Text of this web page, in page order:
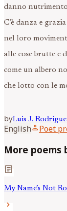
danno
C’è danza e grazia
nel loro
alle cose brutte e
come un albero
che lotto con le
byLuis J.
Englishperson Poet
More poems
article
My Name’s Not
chevron_right